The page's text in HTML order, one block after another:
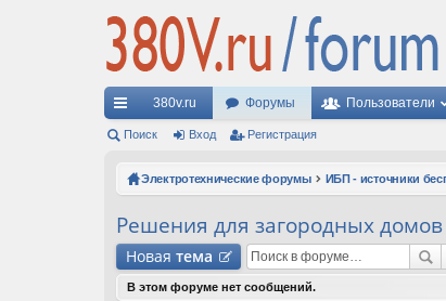
с
и
380v.ru Форумы Пользователи
Поиск Вход Регистрация
Электротехнические форумы ИБП - источники
Решения для загородных
Новая тема
В этом форуме нет сообщений.